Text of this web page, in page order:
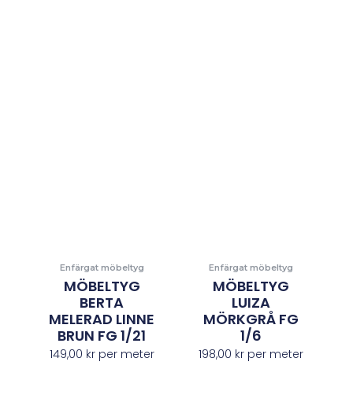
Enfärgat möbeltyg
MÖBELTYG
BERTA
MELERAD LINNE
BRUN FG 1/21
149,00 krper meter
Enfärgat möbeltyg
MÖBELTYG
LUIZA
MÖRKGRÅ FG
1/6
198,00 kr per meter